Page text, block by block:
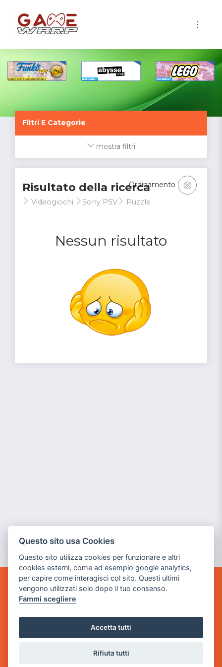
Filtri E Categorie
mostra filtri
Risultato della ricerca
Videogiochi Sony PSV Puzzle
Nessun risultato
Ordinamento
GAME WARP
BY POWER GAME SRL
via Villaggio dei Platani, 3
Questo sito usa Cookies
Questo sito utilizza cookies per funzionare e altri
cookies esterni, come ad esempio google analytics,
per capire come interagisci col sito. Questi ultimi
vengono utilizzati solo dopo il tuo consenso.
Fammi scegliere
Accetta tutti
Rifiuta tutti